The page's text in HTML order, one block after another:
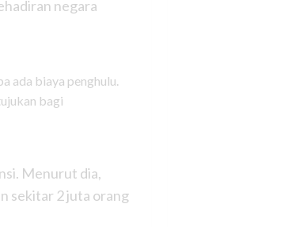
negara
ada biaya penghulu.
bagi
Menurut dia,
sekitar 2 juta orang